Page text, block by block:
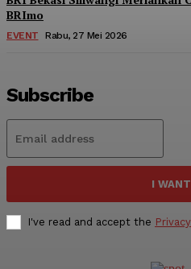
BRImo
EVENT Rabu, 27 Mei 2026
Subscribe
I
I've read and accept the